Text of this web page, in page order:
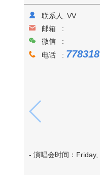
联系人: VV
邮箱 :
微信 :
电话 :
- 演唱会时间：